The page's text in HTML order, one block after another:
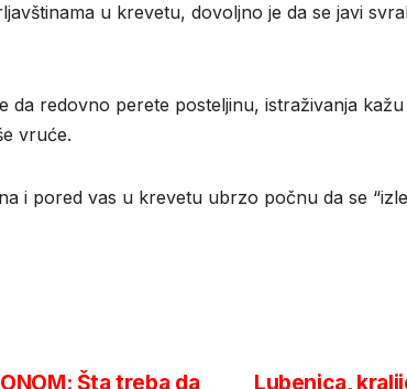
u krevetu, dovoljno je da se javi
da redovno perete posteljinu, istraživanja kažu
vruće.
i pored vas u krevetu ubrzo počnu da se
Lubenica,
Šta treba da